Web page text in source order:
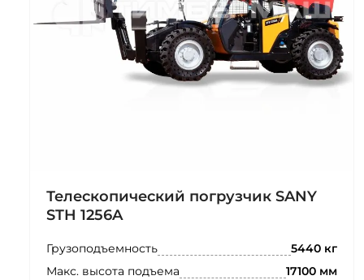
Телескопический погрузчик SANY
STH 1256A
Грузоподъемность 5440 кг
Макс. высота подъема 17100 мм